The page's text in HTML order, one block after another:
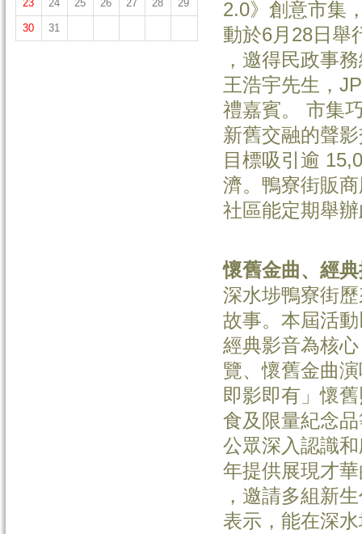
23 24 25 26 27 28 29
30 31
2.0》創意市集
動於6月28日舉
，邀得民政事
王浩宇先生，
禮嘉賓。 市集
新舊交融的聲
目標吸引逾
濟。鴨寮街販
社區能定期舉
懷舊金曲、經
深水埗鴨寮街
故事。本屆活
經典影音為核
覽、懷舊金曲
即影即有」懷
食及限量紀念
公眾深入認識
年提供展現才
，邀請多組新
表示，能在深